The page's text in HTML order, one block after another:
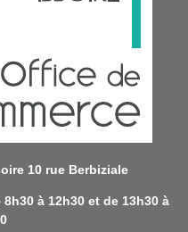
10 rue Berbiziale
à 12h30 et de 13h30 à